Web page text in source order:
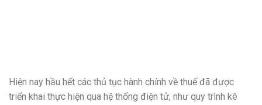
Hiện nay hầu hết các thủ tục hành chính về thuế đã được
triển khai thực hiện qua hệ thống điện tử, như quy trình kê